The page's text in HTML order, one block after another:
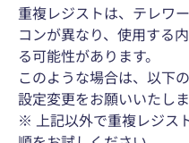
重複レジストは、テレワ
コンが異なり、使用する
る可能性があります。
このような場合は、以下
設定変更をお願いいたしま
※ 上記以外で重複レジス